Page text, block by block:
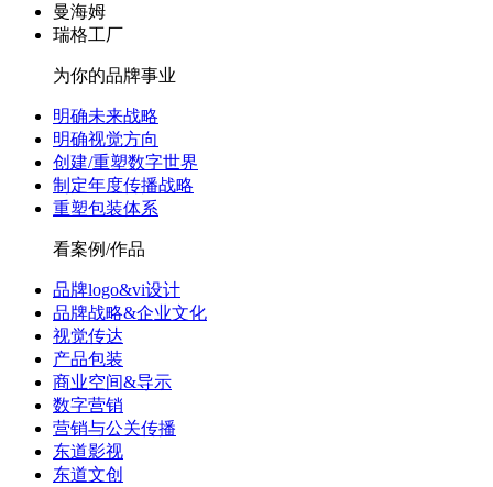
曼海姆
瑞格工厂
为你的品牌事业
明确未来战略
明确视觉方向
创建/重塑数字世界
制定年度传播战略
重塑包装体系
看案例/作品
品牌logo&vi设计
品牌战略&企业文化
视觉传达
产品包装
商业空间&导示
数字营销
营销与公关传播
东道影视
东道文创